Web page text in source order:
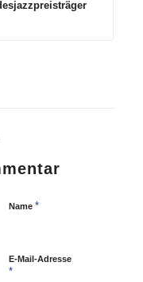
Name *
E-Mail-Adresse
*